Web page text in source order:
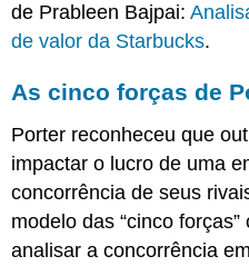
de Prableen Bajpai:
de valor da Starbucks.
As cinco forças de
Porter reconheceu que
impactar o lucro de uma
concorrência de seus
modelo das “cinco
analisar a concorrência